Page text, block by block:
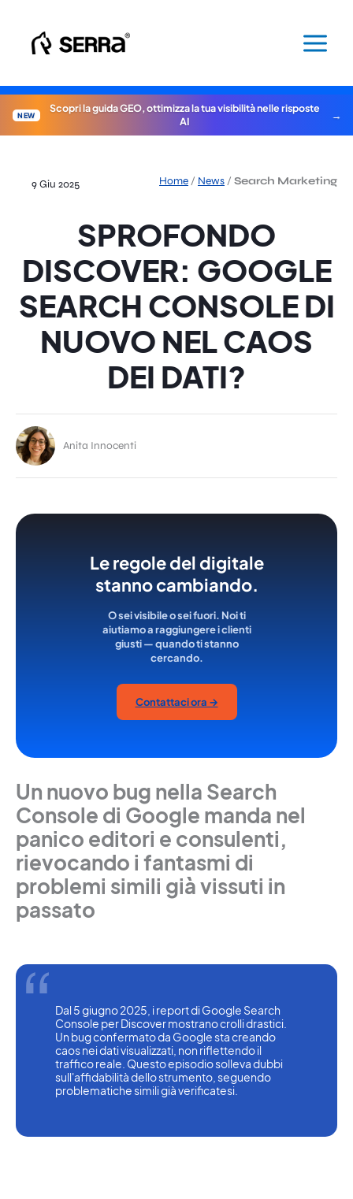
contenuto
NEW
Scopri la guida GEO, ottimizza la tua visibilità nelle risposte
AI
Home / News / Search Marketing
9 Giu 2025
SPROFONDO
DISCOVER: GOOGLE
SEARCH CONSOLE DI
NUOVO NEL CAOS
DEI DATI?
Anita Innocenti
Le regole del digitale
stanno cambiando.
O sei visibile o sei fuori. Noi ti
aiutiamo a raggiungere i clienti
giusti — quando ti stanno
cercando.
Contattaci ora →
Un nuovo bug nella Search
Console di Google manda nel
panico editori e consulenti,
rievocando i fantasmi di
problemi simili già vissuti in
passato
Dal 5 giugno 2025, i report di Google Search
Console per Discover mostrano crolli drastici.
Un bug confermato da Google sta creando
caos nei dati visualizzati, non riflettendo il
traffico reale. Questo episodio solleva dubbi
sull'affidabilità dello strumento, seguendo
problematiche simili già verificatesi.